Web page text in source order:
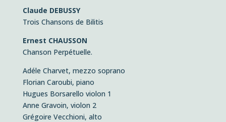
Claude DEBUSSY
Trois Chansons de Bilitis
Ernest CHAUSSON
Chanson Perpétuelle.
Adéle Charvet, mezzo soprano
Florian Caroubi, piano
Hugues Borsarello violon 1
Anne Gravoin, violon 2
Grégoire Vecchioni, alto